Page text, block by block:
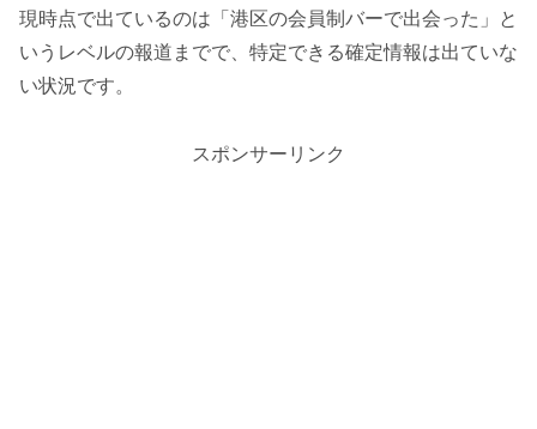
現時点で出ているのは「港区の会員制バーで出会った」と
いうレベルの報道までで、特定できる確定情報は出ていな
い状況です。
スポンサーリンク